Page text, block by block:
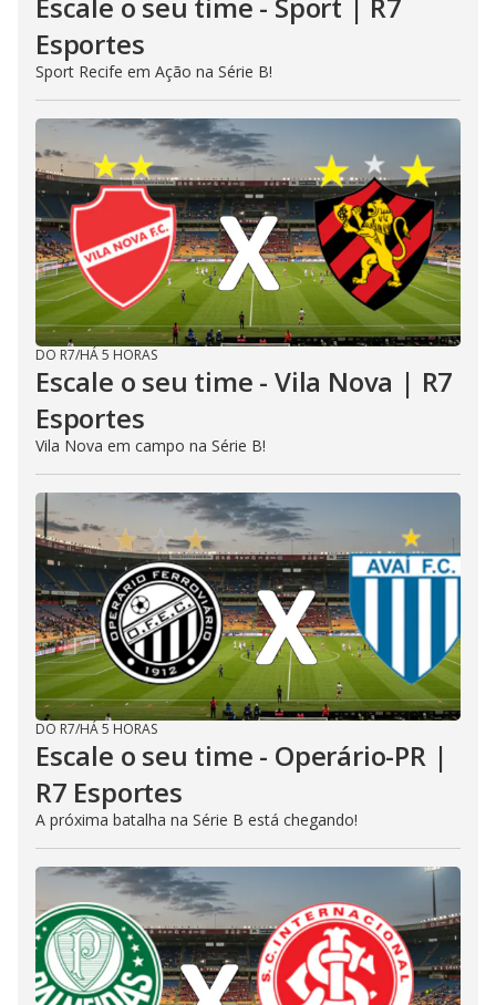
Esportes
Sport Recife em Ação na Série B!
DO R7/HÁ 5 HORAS
Escale o seu time - Vila Nova | R7
Esportes
Vila Nova em campo na Série B!
DO R7/HÁ 5 HORAS
Escale o seu time - Operário-PR |
R7 Esportes
A próxima batalha na Série B está chegando!